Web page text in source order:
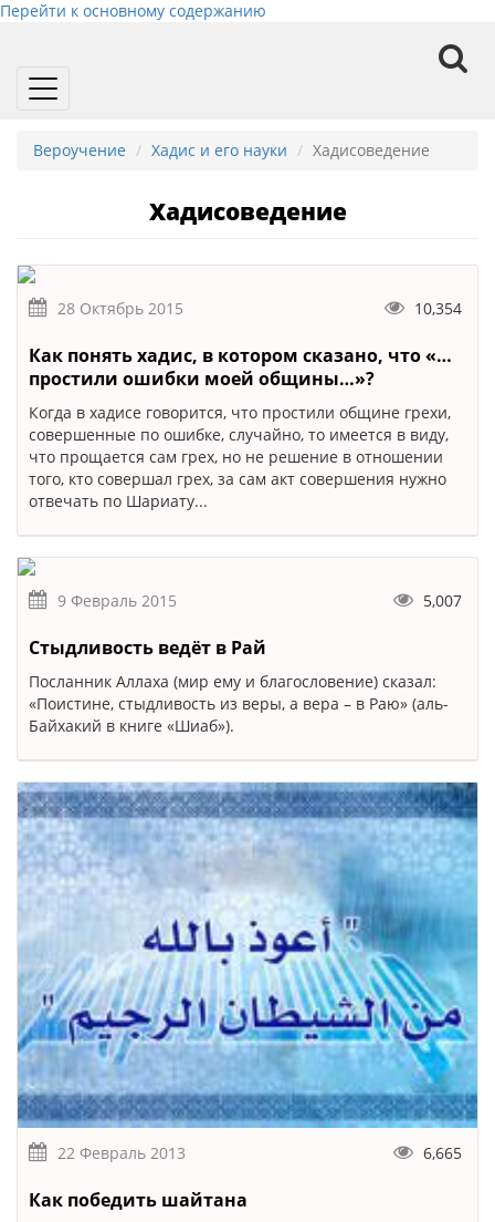
Перейти к основному содержанию
Toggle
Вероучение
Хадис и его науки Хадисоведение
Хадисоведение
28 Октябрь 2015 10,354
Как понять хадис, в котором сказано, что «…
простили ошибки моей общины…»?
Когда в хадисе говорится, что простили общине грехи,
совершенные по ошибке, случайно, то имеется в виду,
что прощается сам грех, но не решение в отношении
того, кто совершал грех, за сам акт совершения нужно
отвечать по Шариату...
9 Февраль 2015 5,007
Стыдливость ведёт в Рай
Посланник Аллаха (мир ему и благословение) сказал:
«Поистине, стыдливость из веры, а вера – в Раю» (аль-
Байхакий в книге «Шиаб»).
22 Февраль 2013 6,665
Как победить шайтана